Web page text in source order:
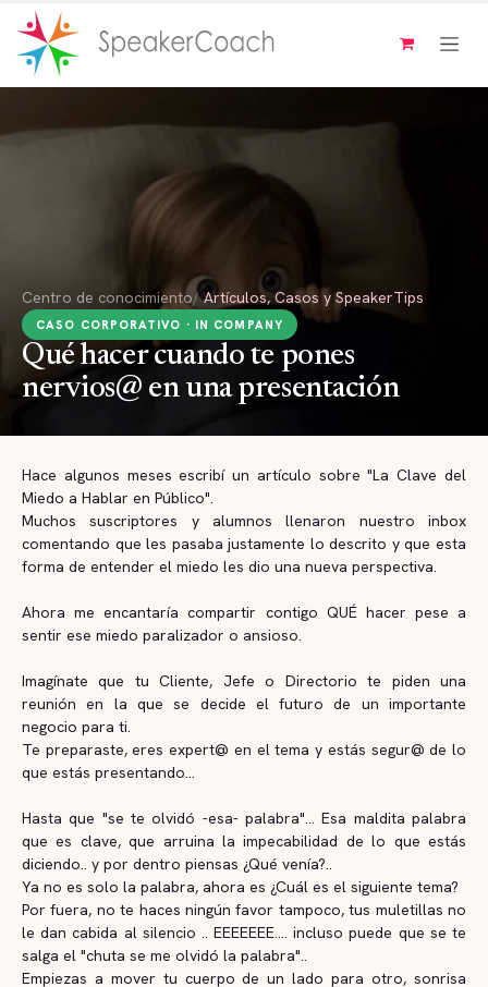
Ir al contenido
Centro de conocimiento/ Artículos, Casos y SpeakerTips
CASO CORPORATIVO · IN COMPANY
Qué hacer cuando te pones
nervios@ en una presentación
Hace algunos meses escribí un artículo sobre "La Clave del
Miedo a Hablar en Público".
Muchos suscriptores y alumnos llenaron nuestro inbox
comentando que les pasaba justamente lo descrito y que esta
forma de entender el miedo les dio una nueva perspectiva.
Ahora me encantaría compartir contigo QUÉ hacer pese a
sentir ese miedo paralizador o ansioso.
Imagínate que tu Cliente, Jefe o Directorio te piden una
reunión en la que se decide el futuro de un importante
negocio para ti.
Te preparaste, eres expert@ en el tema y estás segur@ de lo
que estás presentando...
Hasta que "se te olvidó -esa- palabra"... Esa maldita palabra
que es clave, que arruina la impecabilidad de lo que estás
diciendo.. y por dentro piensas ¿Qué venía?..
Ya no es solo la palabra, ahora es ¿Cuál es el siguiente tema?
Por fuera, no te haces ningún favor tampoco, tus muletillas no
le dan cabida al silencio .. EEEEEEE.... incluso puede que se te
salga el "chuta se me olvidó la palabra"..
Empiezas a mover tu cuerpo de un lado para otro, sonrisa